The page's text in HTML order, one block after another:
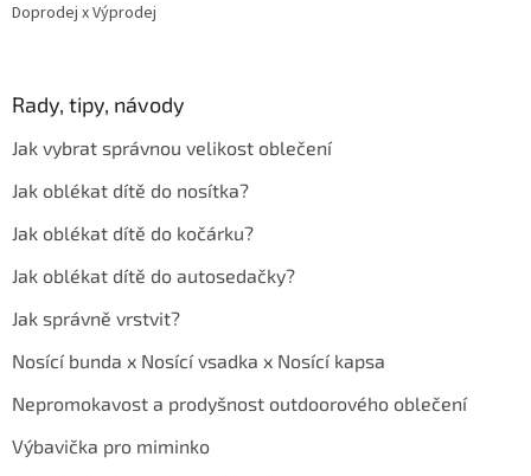
Doprodej x Výprodej
Rady, tipy, návody
Jak vybrat správnou velikost oblečení
Jak oblékat dítě do nosítka?
Jak oblékat dítě do kočárku?
Jak oblékat dítě do autosedačky?
Jak správně vrstvit?
Nosící bunda x Nosící vsadka x Nosící kapsa
Nepromokavost a prodyšnost outdoorového oblečení
Výbavička pro miminko